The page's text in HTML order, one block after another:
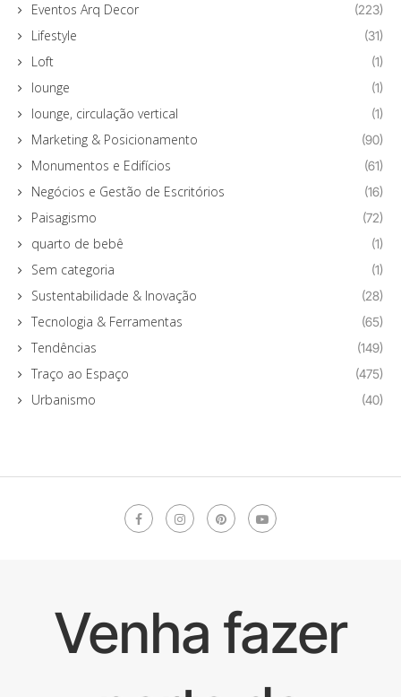
Eventos Arq Decor (223)
Lifestyle (31)
Loft (1)
lounge (1)
lounge, circulação vertical (1)
Marketing & Posicionamento (90)
Monumentos e Edifícios (61)
Negócios e Gestão de Escritórios (16)
Paisagismo (72)
quarto de bebê (1)
Sem categoria (1)
Sustentabilidade & Inovação (28)
Tecnologia & Ferramentas (65)
Tendências (149)
Traço ao Espaço (475)
Urbanismo (40)
Venha fazer